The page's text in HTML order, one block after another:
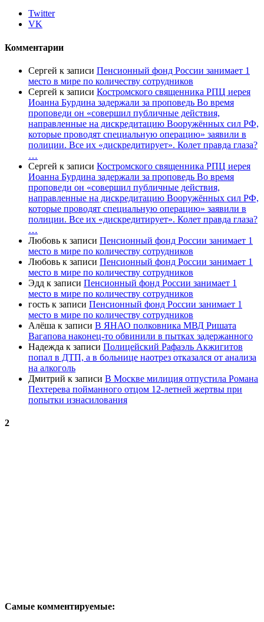
Twitter
VK
Комментарии
Сергей к записи Пенсионный фонд России занимает 1
место в мире по количеству сотрудников
Сергей к записи Костромского священника РПЦ иерея
Иоанна Бурдина задержали за проповедь Во время
проповеди он «совершил публичные действия,
направленные на дискредитацию Вооружённых сил РФ,
которые проводят специальную операцию» заявили в
полиции. Все их «дискредитирует». Колет правда глаза?
…
Сергей к записи Костромского священника РПЦ иерея
Иоанна Бурдина задержали за проповедь Во время
проповеди он «совершил публичные действия,
направленные на дискредитацию Вооружённых сил РФ,
которые проводят специальную операцию» заявили в
полиции. Все их «дискредитирует». Колет правда глаза?
…
Любовь к записи Пенсионный фонд России занимает 1
место в мире по количеству сотрудников
Любовь к записи Пенсионный фонд России занимает 1
место в мире по количеству сотрудников
Эдд к записи Пенсионный фонд России занимает 1
место в мире по количеству сотрудников
гость к записи Пенсионный фонд России занимает 1
место в мире по количеству сотрудников
Алёша к записи В ЯНАО полковника МВД Ришата
Вагапова наконец-то обвинили в пытках задержанного
Надежда к записи Полицейский Рафаэль Акжигитов
попал в ДТП, а в больнице наотрез отказался от анализа
на алкоголь
Дмитрий к записи В Москве милиция отпустила Романа
Пехтерева пойманного отцом 12-летней жертвы при
попытки изнасилования
2
Самые комментируемые: